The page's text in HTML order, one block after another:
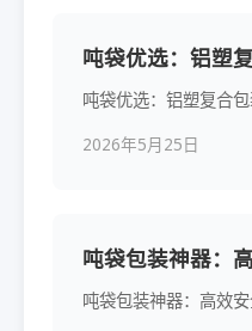
吨袋优选：铝塑
吨袋优选：铝塑复合
2026年5月25日
吨袋包装神器：
吨袋包装神器：高效